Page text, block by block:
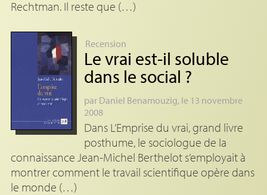
Rechtman. Il reste que (…)
Recension
Le vrai est-il soluble
dans le social ?
par Daniel Benamouzig, le 13 novembre
2008
Dans L’Emprise du vrai, grand livre
posthume, le sociologue de la
connaissance Jean-Michel Berthelot s’employait à
montrer comment le travail scientifique opère dans
le monde (…)